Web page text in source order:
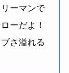
ーマンで
ーだよ！
さ溢れる